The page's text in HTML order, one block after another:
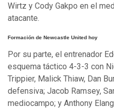
Wirtz y Cody Gakpo en el
atacante.
Formación de Newcastle United hoy
Por su parte, el entrenador
esquema táctico 4-3-3 con
Trippier, Malick Thiaw, Dan
defensiva; Jacob Ramsey,
mediocampo; y Anthony